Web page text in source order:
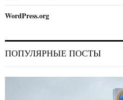
WordPress.org
ПОПУЛЯРНЫЕ ПОСТЫ